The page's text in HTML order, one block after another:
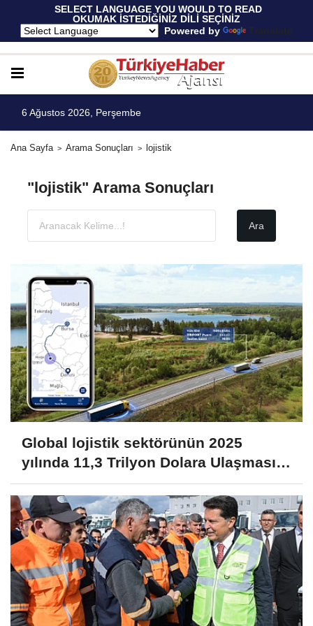
SELECT LANGUAGE YOU WOULD TO READ
OKUMAK İSTEDİĞİNİZ DİLİ SEÇİNİZ
Powered by
Translate
6 Ağustos 2026, Perşembe
Ana Sayfa Arama Sonuçları lojistik
"lojistik" Arama Sonuçları
Global lojistik sektörünün 2025
yılında 11,3 Trilyon Dolara Ulaşması
Bekleniyor